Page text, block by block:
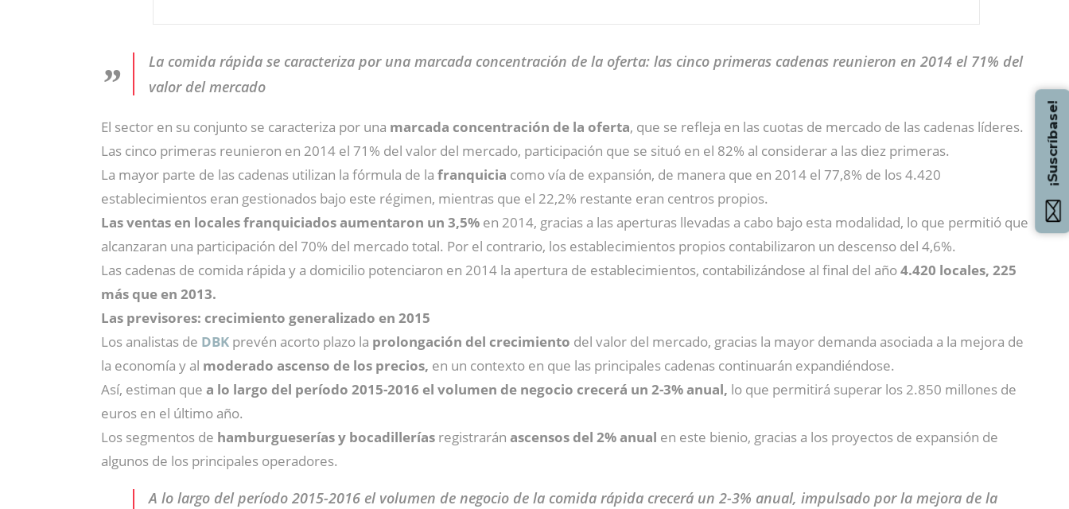
La comida rápida se caracteriza por una marcada concentración de la oferta: las cinco primeras cadenas reunieron en 2014 el 71% del
valor del mercado
El sector en su conjunto se caracteriza por una marcada concentración de la oferta, que se refleja en las cuotas de mercado de las cadenas líderes.
Las cinco primeras reunieron en 2014 el 71% del valor del mercado, participación que se situó en el 82% al considerar a las diez primeras.
La mayor parte de las cadenas utilizan la fórmula de la franquicia como vía de expansión, de manera que en 2014 el 77,8% de los 4.420
establecimientos eran gestionados bajo este régimen, mientras que el 22,2% restante eran centros propios.
Las ventas en locales franquiciados aumentaron un 3,5% en 2014, gracias a las aperturas llevadas a cabo bajo esta modalidad, lo que permitió que
alcanzaran una participación del 70% del mercado total. Por el contrario, los establecimientos propios contabilizaron un descenso del 4,6%.
Las cadenas de comida rápida y a domicilio potenciaron en 2014 la apertura de establecimientos, contabilizándose al final del año4.420 locales, 225
más que en 2013.
Las previsores: crecimiento generalizado en 2015
Los analistas de DBK prevén acorto plazo la prolongación del crecimiento del valor del mercado, gracias la mayor demanda asociada a la mejora de
la economía y al moderado ascenso de los precios, en un contexto en que las principales cadenas continuarán expandiéndose.
Así, estiman que a lo largo del período 2015-2016 el volumen de negocio crecerá un 2-3% anual, lo que permitirá superar los 2.850 millones de
euros en el último año.
Los segmentos de hamburgueserías y bocadillerías registrarán ascensos del 2% anual en este bienio, gracias a los proyectos de expansión de
algunos de los principales operadores.
A lo largo del período 2015-2016 el volumen de negocio de la comida rápida crecerá un 2-3% anual, impulsado por la mejora de la
¡Suscríbase!